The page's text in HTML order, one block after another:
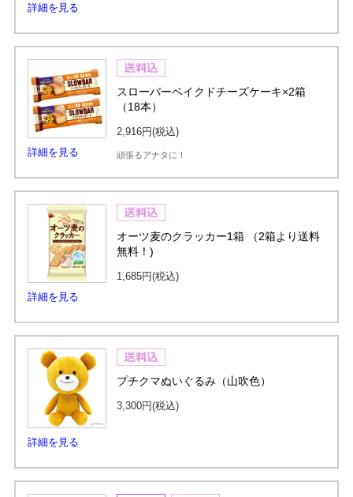
詳細を見る
詳細を見る
スローバーベイクドチーズケーキ×2箱
（18本）
2,916円(税込)
頑張るアナタに！
詳細を見る
オーツ麦のクラッカー1箱 （2箱より送料
無料！)
1,685円(税込)
詳細を見る
プチクマぬいぐるみ（山吹色）
3,300円(税込)